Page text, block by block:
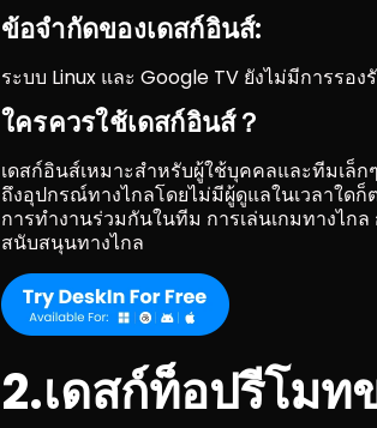
ข้อจำกัดของเดสก์อินส์:
ระบบ Linux และ Google TV ยังไม่มีการรอง
ใครควรใช้เดสก์อินส์？
เดสก์อินส์เหมาะสำหรับผู้ใช้บุคคลและทีมเล็
ถึงอุปกรณ์ทางไกลโดยไม่มีผู้ดูแลในเวลาใด
การทำงานร่วมกันในทีม การเล่นเกมทางไก
สนับสนุนทางไกล
2.เดสก์ท็อปรีโม